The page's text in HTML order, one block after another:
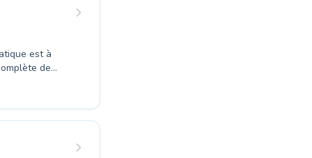
de
Les
qui allient
axé à la
de la
en